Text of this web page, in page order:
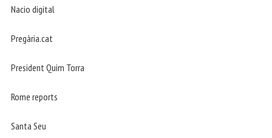
Nacio digital
Pregària.cat
President Quim Torra
Rome reports
Santa Seu